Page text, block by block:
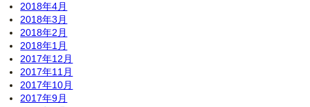
2018年4月
2018年3月
2018年2月
2018年1月
2017年12月
2017年11月
2017年10月
2017年9月